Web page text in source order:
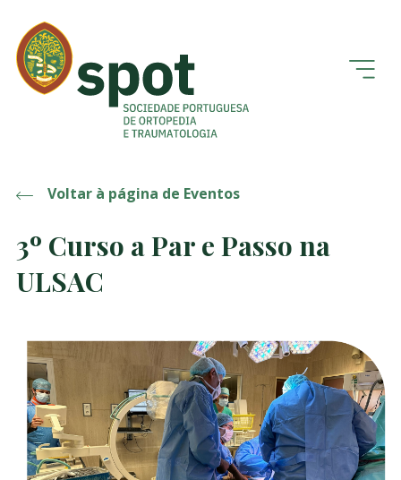
Voltar à página de Eventos
3º Curso a Par e Passo na
ULSAC